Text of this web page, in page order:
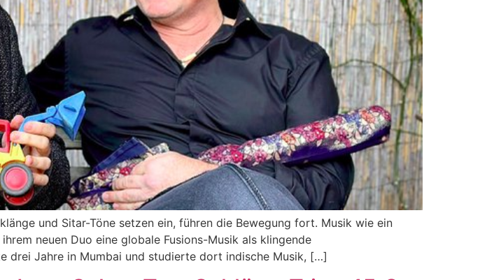
und Sitar-Töne setzen ein, führen die Bewegung fort. Musik wie ein
neuen Duo eine globale Fusions-Musik als klingende
drei Jahre in Mumbai und studierte dort indische Musik, […]